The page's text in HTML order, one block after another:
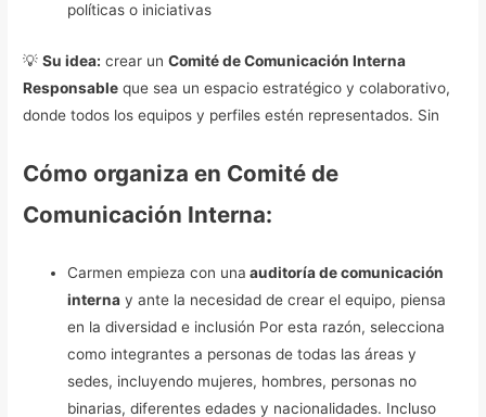
políticas o iniciativas
💡Su idea: crear unComité de Comunicación Interna
Responsable que sea un espacio estratégico y colaborativo,
donde todos los equipos y perfiles estén representados. Sin
Cómo organiza en Comité de
Comunicación Interna:
Carmen empieza con una auditoría de comunicación
interna y ante la necesidad de crear el equipo, piensa
en la diversidad e inclusión Por esta razón, selecciona
como integrantes a personas de todas las áreas y
sedes, incluyendo mujeres, hombres, personas no
binarias, diferentes edades y nacionalidades. Incluso